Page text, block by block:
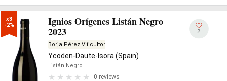
x3
-2%
Ignios Orígenes Listán Negro
2023
Borja Pérez Viticultor
Ycoden-Daute-Isora (Spain)
Listán Negro
0 reviews
2